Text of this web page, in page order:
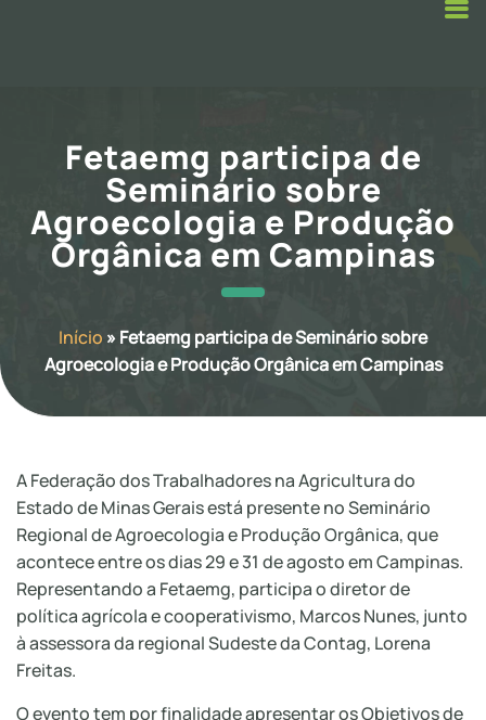
Fetaemg participa de
Seminário sobre
Agroecologia e Produção
Orgânica em Campinas
Início »Fetaemg participa de Seminário sobre
Agroecologia e Produção Orgânica em Campinas
A Federação dos Trabalhadores na Agricultura do
Estado de Minas Gerais está presente no Seminário
Regional de Agroecologia e Produção Orgânica, que
acontece entre os dias 29 e 31 de agosto em Campinas.
Representando a Fetaemg, participa o diretor de
política agrícola e cooperativismo, Marcos Nunes, junto
à assessora da regional Sudeste da Contag, Lorena
Freitas.
O evento tem por finalidade apresentar os Objetivos de